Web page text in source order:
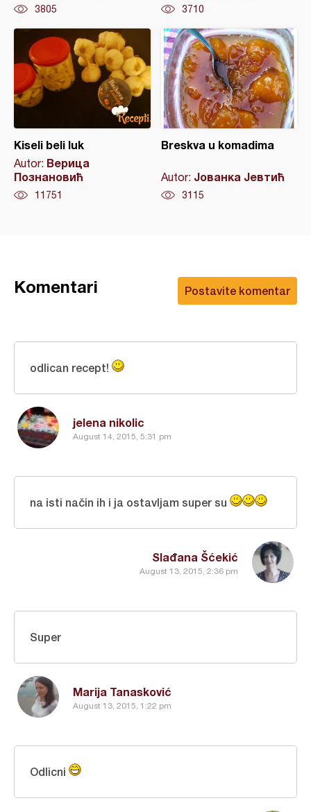
3805 3710
Kiseli beli luk
Autor: Верица
Познановић
11751
Breskva u komadima
Autor: Јованка Јевтић
3115
Postavite komentar
Komentari
jelena nikolic
August 14, 2015, 5:31 pm
odlican recept!
Slađana Šćekić
August 13, 2015, 2:36 pm
na isti način ih i ja ostavljam super su
Marija Tanasković
August 13, 2015, 1:22 pm
Super
Odlicni